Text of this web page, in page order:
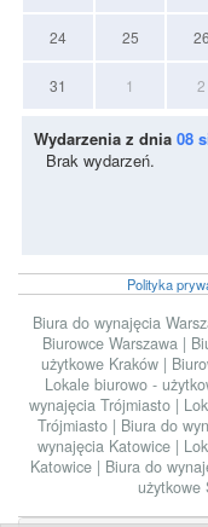
24 25 26
31 1 2
Wydarzenia z dnia 08
Brak wydarzeń.
Polityka
Biura do wynajęcia
Biurowce Warszawa |
użytkowe Kraków |
Lokale biurowo -
wynajęcia Trójmiasto |
Trójmiasto | Biura do
wynajęcia Katowice |
Katowice | Biura do
użytkowe